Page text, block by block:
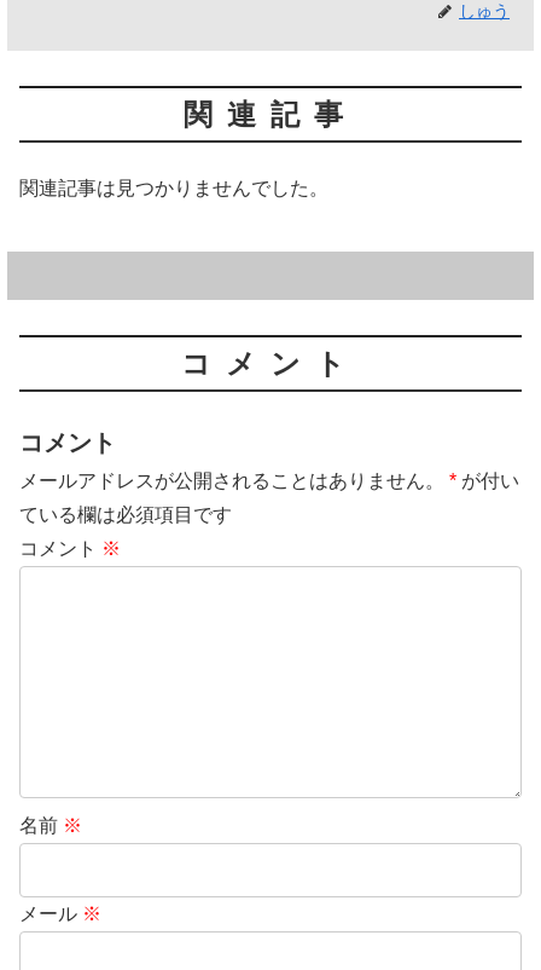
しゅう
関連記事
関連記事は見つかりませんでした。
コメント
コメント
メールアドレスが公開されることはありません。 * が付い
ている欄は必須項目です
コメント ※
名前 ※
メール ※